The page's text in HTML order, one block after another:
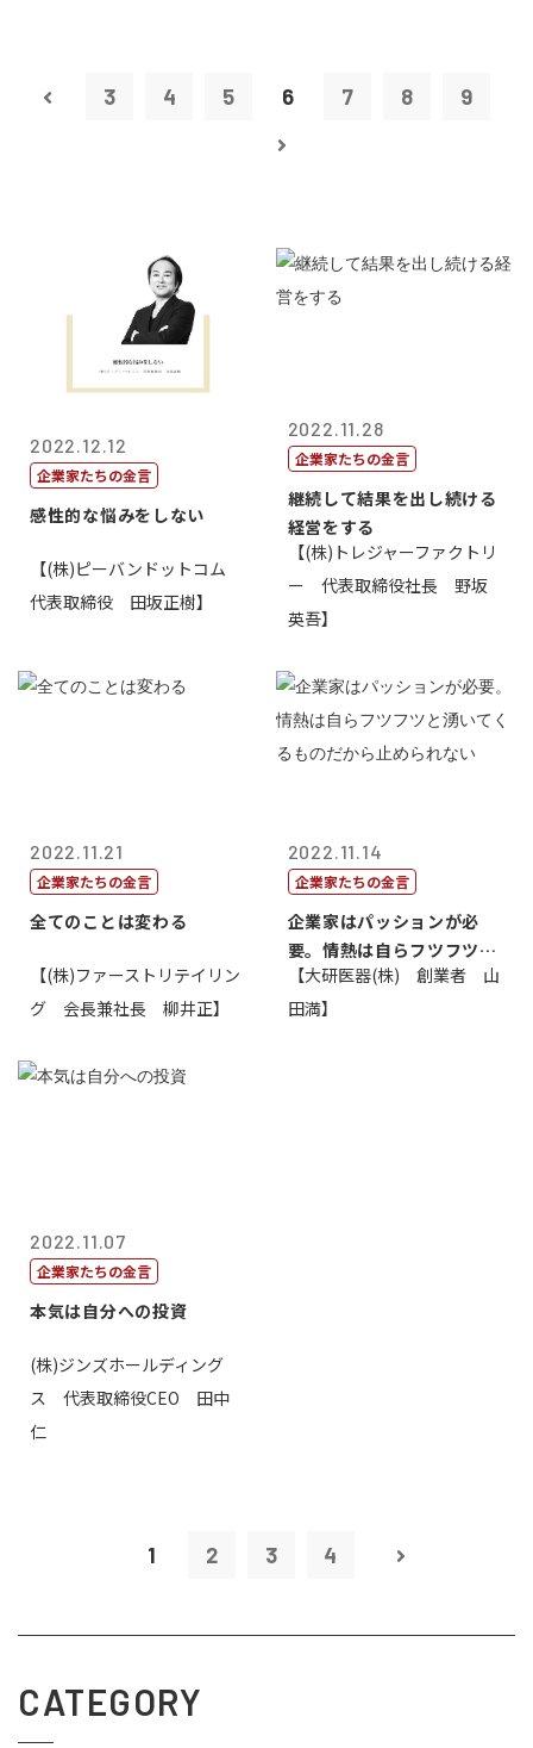
3 4 5 6 7 8 9
2022.12.12
企業家たちの金言
感性的な悩みをしない
【(株)ピーバンドットコム
代表取締役 田坂正樹】
2022.11.28
企業家たちの金言
継続して結果を出し続ける
経営をする
【(株)トレジャーファクトリ
ー 代表取締役社長 野坂
英吾】
2022.11.21
企業家たちの金言
全てのことは変わる
【(株)ファーストリテイリン
グ 会長兼社長 柳井正】
2022.11.14
企業家たちの金言
企業家はパッションが必
要。情熱は自らフツフツと
湧いてくるもの...
【大研医器(株) 創業者 山
田満】
2022.11.07
企業家たちの金言
本気は自分への投資
(株)ジンズホールディング
ス 代表取締役CEO 田中
仁
1 2 3 4
CATEGORY